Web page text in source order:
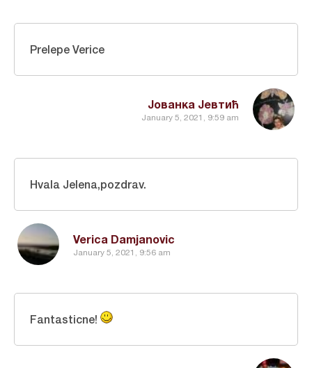
Јованка Јевтић
January 5, 2021, 9:59 am
Prelepe Verice
Verica Damjanovic
January 5, 2021, 9:56 am
Hvala Jelena,pozdrav.
Fantasticne!